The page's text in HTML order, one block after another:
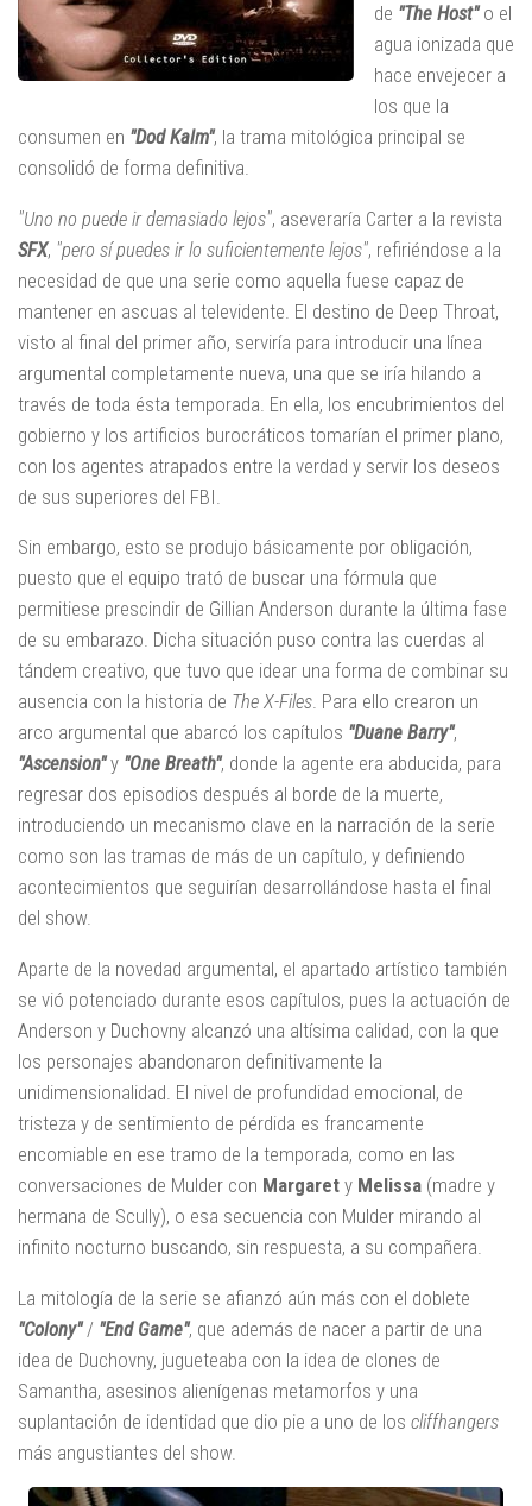
de "The Host"o el
agua ionizada que
hace envejecer a
los que la
consumen en "Dod Kalm", la trama mitológica principal se
consolidó de forma definitiva.
"Uno no puede ir demasiado lejos", aseveraría Carter a la revista
SFX, "pero sí puedes ir lo suficientemente lejos", refiriéndose a la
necesidad de que una serie como aquella fuese capaz de
mantener en ascuas al televidente. El destino de Deep Throat,
visto al final del primer año, serviría para introducir una línea
argumental completamente nueva, una que se iría hilando a
través de toda ésta temporada. En ella, los encubrimientos del
gobierno y los artificios burocráticos tomarían el primer plano,
con los agentes atrapados entre la verdad y servir los deseos
de sus superiores del FBI.
Sin embargo, esto se produjo básicamente por obligación,
puesto que el equipo trató de buscar una fórmula que
permitiese prescindir de Gillian Anderson durante la última fase
de su embarazo. Dicha situación puso contra las cuerdas al
tándem creativo, que tuvo que idear una forma de combinar su
ausencia con la historia de The X-Files. Para ello crearon un
arco argumental que abarcó los capítulos "Duane Barry",
"Ascension"y "One Breath", donde la agente era abducida, para
regresar dos episodios después al borde de la muerte,
introduciendo un mecanismo clave en la narración de la serie
como son las tramas de más de un capítulo, y definiendo
acontecimientos que seguirían desarrollándose hasta el final
del show.
Aparte de la novedad argumental, el apartado artístico también
se vió potenciado durante esos capítulos, pues la actuación de
Anderson y Duchovny alcanzó una altísima calidad, con la que
los personajes abandonaron definitivamente la
unidimensionalidad. El nivel de profundidad emocional, de
tristeza y de sentimiento de pérdida es francamente
encomiable en ese tramo de la temporada, como en las
conversaciones de Mulder con Margaret y Melissa (madre y
hermana de Scully), o esa secuencia con Mulder mirando al
infinito nocturno buscando, sin respuesta, a su compañera.
La mitología de la serie se afianzó aún más con el doblete
"Colony"/ "End Game", que además de nacer a partir de una
idea de Duchovny, jugueteaba con la idea de clones de
Samantha, asesinos alienígenas metamorfos y una
suplantación de identidad que dio pie a uno de los cliffhangers
más angustiantes del show.